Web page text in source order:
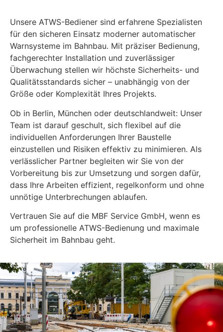
Unsere ATWS-Bediener sind erfahrene Spezialisten
für den sicheren Einsatz moderner automatischer
Warnsysteme im Bahnbau. Mit präziser Bedienung,
fachgerechter Installation und zuverlässiger
Überwachung stellen wir höchste Sicherheits- und
Qualitätsstandards sicher – unabhängig von der
Größe oder Komplexität Ihres Projekts.
Ob in Berlin, München oder deutschlandweit: Unser
Team ist darauf geschult, sich flexibel auf die
individuellen Anforderungen Ihrer Baustelle
einzustellen und Risiken effektiv zu minimieren. Als
verlässlicher Partner begleiten wir Sie von der
Vorbereitung bis zur Umsetzung und sorgen dafür,
dass Ihre Arbeiten effizient, regelkonform und ohne
unnötige Unterbrechungen ablaufen.
Vertrauen Sie auf die MBF Service GmbH, wenn es
um professionelle ATWS-Bedienung und maximale
Sicherheit im Bahnbau geht.